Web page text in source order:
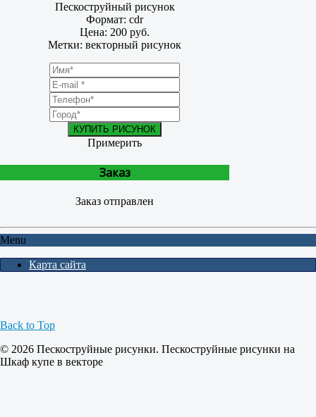
Пескоструйный рисунок
Формат: cdr
Цена: 200 руб.
Метки: векторный рисунок
КУПИТЬ РИСУНОК
Примерить
Заказ
Заказ отправлен
Menu
Карта сайта
Back to Top
© 2026 Пескоструйные рисунки. Пескоструйные рисунки на
Шкаф купе в векторе